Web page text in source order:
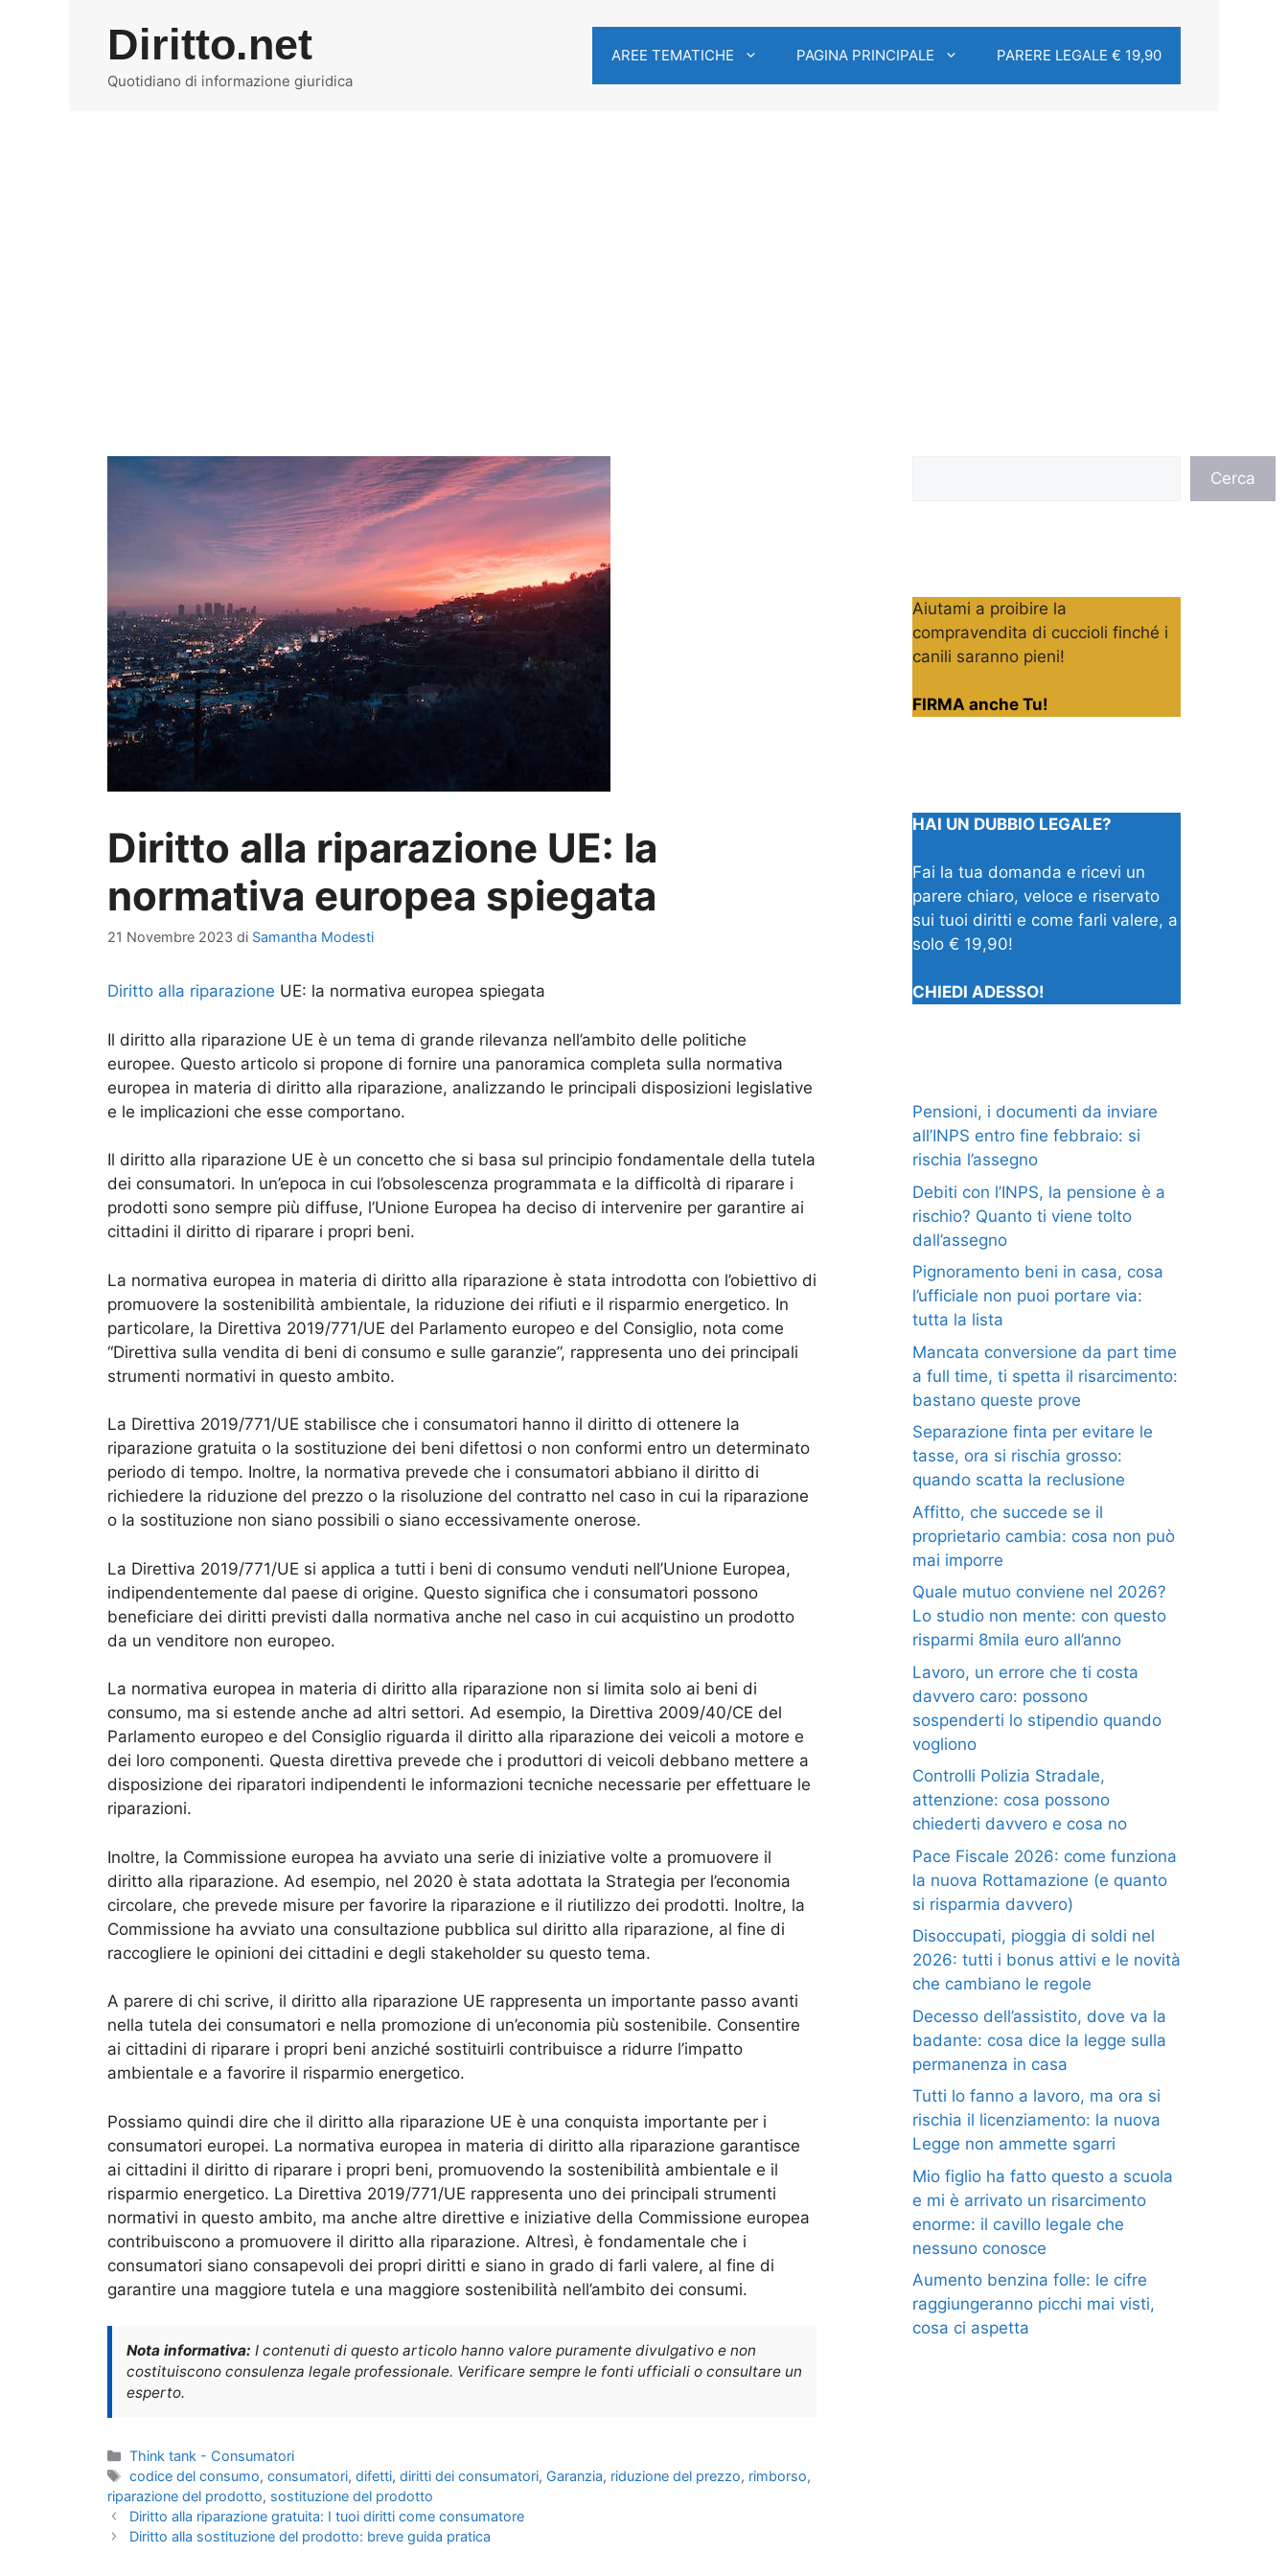
Diritto.net
Quotidiano di informazione giuridica
AREE TEMATICHE PAGINA PRINCIPALE PARERE LEGALE € 19,90
Diritto alla riparazione UE: la
normativa europea spiegata
21 Novembre 2023 di Samantha Modesti
Diritto alla riparazione UE: la normativa europea spiegata
Il diritto alla riparazione UE è un tema di grande rilevanza nell’ambito delle politiche
europee. Questo articolo si propone di fornire una panoramica completa sulla normativa
europea in materia di diritto alla riparazione, analizzando le principali disposizioni legislative
e le implicazioni che esse comportano.
Il diritto alla riparazione UE è un concetto che si basa sul principio fondamentale della tutela
dei consumatori. In un’epoca in cui l’obsolescenza programmata e la difficoltà di riparare i
prodotti sono sempre più diffuse, l’Unione Europea ha deciso di intervenire per garantire ai
cittadini il diritto di riparare i propri beni.
La normativa europea in materia di diritto alla riparazione è stata introdotta con l’obiettivo di
promuovere la sostenibilità ambientale, la riduzione dei rifiuti e il risparmio energetico. In
particolare, la Direttiva 2019/771/UE del Parlamento europeo e del Consiglio, nota come
“Direttiva sulla vendita di beni di consumo e sulle garanzie”, rappresenta uno dei principali
strumenti normativi in questo ambito.
La Direttiva 2019/771/UE stabilisce che i consumatori hanno il diritto di ottenere la
riparazione gratuita o la sostituzione dei beni difettosi o non conformi entro un determinato
periodo di tempo. Inoltre, la normativa prevede che i consumatori abbiano il diritto di
richiedere la riduzione del prezzo o la risoluzione del contratto nel caso in cui la riparazione
o la sostituzione non siano possibili o siano eccessivamente onerose.
La Direttiva 2019/771/UE si applica a tutti i beni di consumo venduti nell’Unione Europea,
indipendentemente dal paese di origine. Questo significa che i consumatori possono
beneficiare dei diritti previsti dalla normativa anche nel caso in cui acquistino un prodotto
da un venditore non europeo.
La normativa europea in materia di diritto alla riparazione non si limita solo ai beni di
consumo, ma si estende anche ad altri settori. Ad esempio, la Direttiva 2009/40/CE del
Parlamento europeo e del Consiglio riguarda il diritto alla riparazione dei veicoli a motore e
dei loro componenti. Questa direttiva prevede che i produttori di veicoli debbano mettere a
disposizione dei riparatori indipendenti le informazioni tecniche necessarie per effettuare le
riparazioni.
Inoltre, la Commissione europea ha avviato una serie di iniziative volte a promuovere il
diritto alla riparazione. Ad esempio, nel 2020 è stata adottata la Strategia per l’economia
circolare, che prevede misure per favorire la riparazione e il riutilizzo dei prodotti. Inoltre, la
Commissione ha avviato una consultazione pubblica sul diritto alla riparazione, al fine di
raccogliere le opinioni dei cittadini e degli stakeholder su questo tema.
A parere di chi scrive, il diritto alla riparazione UE rappresenta un importante passo avanti
nella tutela dei consumatori e nella promozione di un’economia più sostenibile. Consentire
ai cittadini di riparare i propri beni anziché sostituirli contribuisce a ridurre l’impatto
ambientale e a favorire il risparmio energetico.
Possiamo quindi dire che il diritto alla riparazione UE è una conquista importante per i
consumatori europei. La normativa europea in materia di diritto alla riparazione garantisce
ai cittadini il diritto di riparare i propri beni, promuovendo la sostenibilità ambientale e il
risparmio energetico. La Direttiva 2019/771/UE rappresenta uno dei principali strumenti
normativi in questo ambito, ma anche altre direttive e iniziative della Commissione europea
contribuiscono a promuovere il diritto alla riparazione. Altresì, è fondamentale che i
consumatori siano consapevoli dei propri diritti e siano in grado di farli valere, al fine di
garantire una maggiore tutela e una maggiore sostenibilità nell’ambito dei consumi.
Nota informativa: I contenuti di questo articolo hanno valore puramente divulgativo e non
costituiscono consulenza legale professionale. Verificare sempre le fonti ufficiali o consultare un
esperto.
Categorie
Think tank - Consumatori
Tag
codice del consumo,consumatori,difetti,diritti dei consumatori, Garanzia, riduzione del prezzo, rimborso,
riparazione del prodotto, sostituzione del prodotto
Diritto alla riparazione gratuita: I tuoi diritti come consumatore
Diritto alla sostituzione del prodotto: breve guida pratica
Cerca
Aiutami a proibire la
compravendita di cuccioli finché i
canili saranno pieni!
FIRMA anche Tu!
HAI UN DUBBIO LEGALE?
Fai la tua domanda e ricevi un
parere chiaro, veloce e riservato
sui tuoi diritti e come farli valere, a
solo € 19,90!
CHIEDI ADESSO!
Pensioni, i documenti da inviare
all’INPS entro fine febbraio: si
rischia l’assegno
Debiti con l’INPS, la pensione è a
rischio? Quanto ti viene tolto
dall’assegno
Pignoramento beni in casa, cosa
l’ufficiale non puoi portare via:
tutta la lista
Mancata conversione da part time
a full time, ti spetta il risarcimento:
bastano queste prove
Separazione finta per evitare le
tasse, ora si rischia grosso:
quando scatta la reclusione
Affitto, che succede se il
proprietario cambia: cosa non può
mai imporre
Quale mutuo conviene nel 2026?
Lo studio non mente: con questo
risparmi 8mila euro all’anno
Lavoro, un errore che ti costa
davvero caro: possono
sospenderti lo stipendio quando
vogliono
Controlli Polizia Stradale,
attenzione: cosa possono
chiederti davvero e cosa no
Pace Fiscale 2026: come funziona
la nuova Rottamazione (e quanto
si risparmia davvero)
Disoccupati, pioggia di soldi nel
2026: tutti i bonus attivi e le novità
che cambiano le regole
Decesso dell’assistito, dove va la
badante: cosa dice la legge sulla
permanenza in casa
Tutti lo fanno a lavoro, ma ora si
rischia il licenziamento: la nuova
Legge non ammette sgarri
Mio figlio ha fatto questo a scuola
e mi è arrivato un risarcimento
enorme: il cavillo legale che
nessuno conosce
Aumento benzina folle: le cifre
raggiungeranno picchi mai visti,
cosa ci aspetta